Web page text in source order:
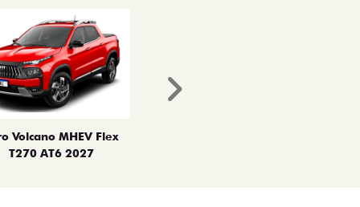
Volcano MHEV Flex
T270 AT6 2027
Próximo